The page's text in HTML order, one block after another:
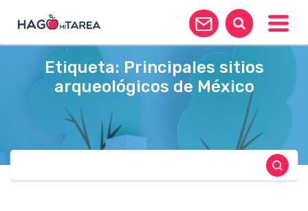
Etiqueta: Principales sitios
arqueológicos de México